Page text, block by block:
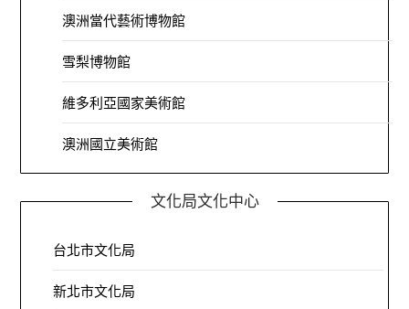
澳洲當代藝術博物館
雪梨博物館
維多利亞國家美術館
澳洲國立美術館
文化局文化中心
台北市文化局
新北市文化局